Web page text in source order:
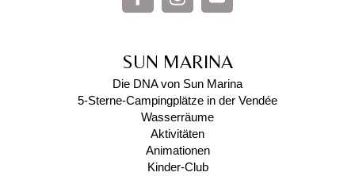
SUN MARINA
Die DNA von Sun Marina
5-Sterne-Campingplätze in der Vendée
Wasserräume
Aktivitäten
Animationen
Kinder-Club